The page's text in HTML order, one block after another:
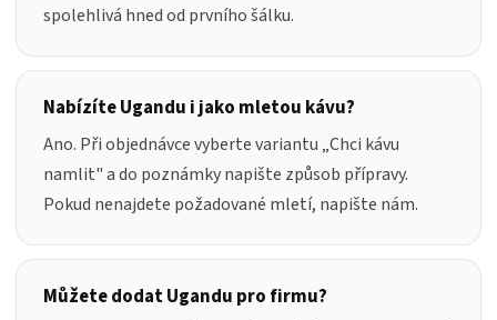
spolehlivá hned od prvního šálku.
Nabízíte Ugandu i jako mletou kávu?
Ano. Při objednávce vyberte variantu „Chci kávu
namlit" a do poznámky napište způsob přípravy.
Pokud nenajdete požadované mletí, napište nám.
Můžete dodat Ugandu pro firmu?